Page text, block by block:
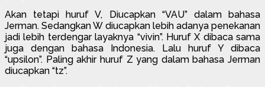
Akan tetapi huruf V, Diucapkan “VAU” dalam bahasa
Jerman. Sedangkan W diucapkan lebih adanya penekanan
jadi lebih terdengar layaknya “vivin”. Huruf X dibaca sama
juga dengan bahasa Indonesia. Lalu huruf Y dibaca
“upsilon”. Paling akhir huruf Z yang dalam bahasa Jerman
diucapkan “tz”.